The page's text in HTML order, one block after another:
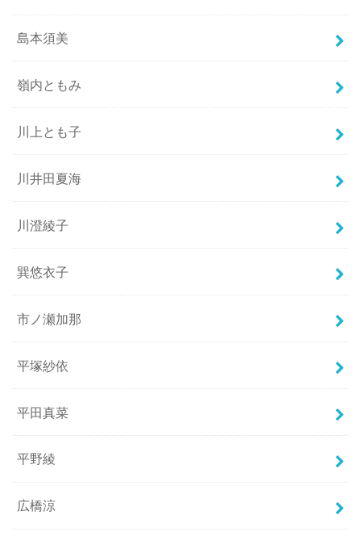
島本須美
嶺内ともみ
川上とも子
川井田夏海
川澄綾子
巽悠衣子
市ノ瀬加那
平塚紗依
平田真菜
平野綾
広橋涼